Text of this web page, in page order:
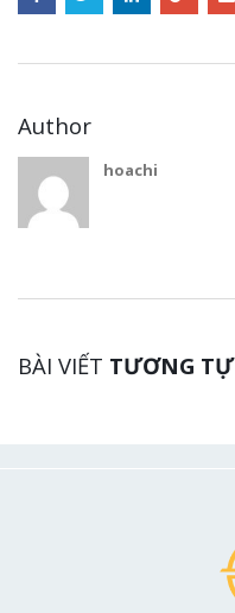
Author
hoachi
BÀI VIẾT TƯƠNG TỰ